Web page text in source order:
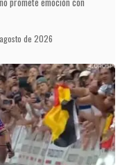
de 2026